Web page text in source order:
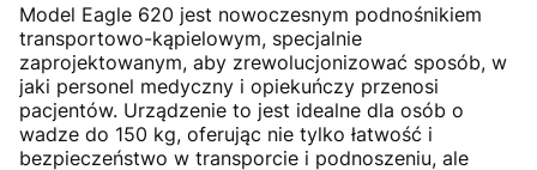
Model Eagle 620 jest nowoczesnym podnośnikiem
transportowo-kąpielowym, specjalnie
zaprojektowanym, aby zrewolucjonizować sposób, w
jaki personel medyczny i opiekuńczy przenosi
pacjentów. Urządzenie to jest idealne dla osób o
wadze do 150 kg, oferując nie tylko łatwość i
bezpieczeństwo w transporcie i podnoszeniu, ale